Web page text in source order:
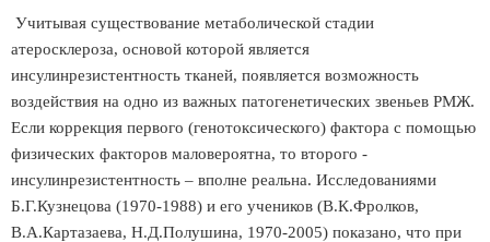
Учитывая существование метаболической стадии
атеросклероза, основой которой является
инсулинрезистентность тканей, появляется возможность
воздействия на одно из важных патогенетических звеньев РМЖ.
Если коррекция первого (генотоксического) фактора с помощью
физических факторов маловероятна, то второго -
инсулинрезистентность – вполне реальна. Исследованиями
Б.Г.Кузнецова (1970-1988) и его учеников (В.К.Фролков,
В.А.Картазаева, Н.Д.Полушина, 1970-2005) показано, что при